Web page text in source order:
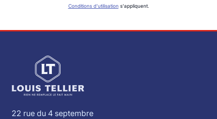
Conditions d'utilisation s'appliquent.
22 rue du 4 septembre